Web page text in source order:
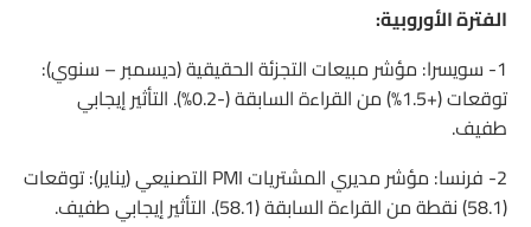
الفترة الأوروبية:
1- سويسرا: مؤشر مبيعات التجزئة الحقيقية (ديسمبر – سنوي):
توقعات (+1.5%) من القراءة السابقة (-0.2%). التأثير إيجابي
طفيف.
2- فرنسا: مؤشر مديري المشتريات PMI التصنيعي (يناير): توقعات
(58.1) نقطة من القراءة السابقة (58.1). التأثير إيجابي طفيف.